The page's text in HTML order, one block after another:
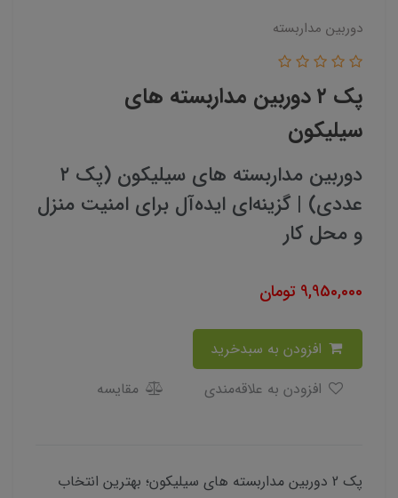
دوربین مداربسته
پک ۲ دوربین مداربسته های
سیلیکون
دوربین مداربسته های سیلیکون (پک ۲
عددی) | گزینه‌ای ایده‌آل برای امنیت منزل
و محل کار
9,950,000 تومان
مقایسه
پک 2 دوربین مداربسته های سیلیکون؛ بهترین انتخاب